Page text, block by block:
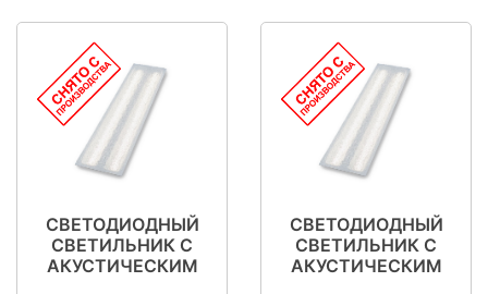
СВЕТОДИОДНЫЙ
СВЕТИЛЬНИК С
АКУСТИЧЕСКИМ
СВЕТОДИОДНЫЙ
СВЕТИЛЬНИК С
АКУСТИЧЕСКИМ